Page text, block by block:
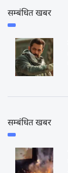
सम्बंधित खबर
सम्बंधित खबर